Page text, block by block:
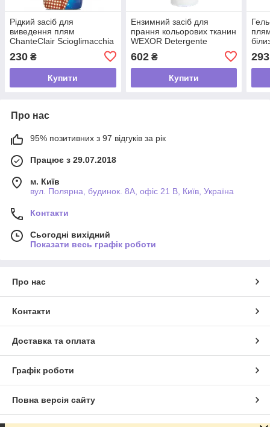
Рідкий засіб для
виведення плям
ChanteClair Scioglimacchia
230 ₴
Купити
Ензимний засіб для
прання кольорових тканин
WEXOR Detergente
Enzimatico Color Therapy,
750 мл
602₴
Купити
293
Про нас
95% позитивних з 97 відгуків за рік
Працює з 29.07.2018
м. Київ
вул. Полярна, будинок. 8А, офіс 21 В, Київ, Україна
Контакти
Сьогодні вихідний
Показати весь графік роботи
Про нас
Контакти
Доставка та оплата
Графік роботи
Повна версія сайту